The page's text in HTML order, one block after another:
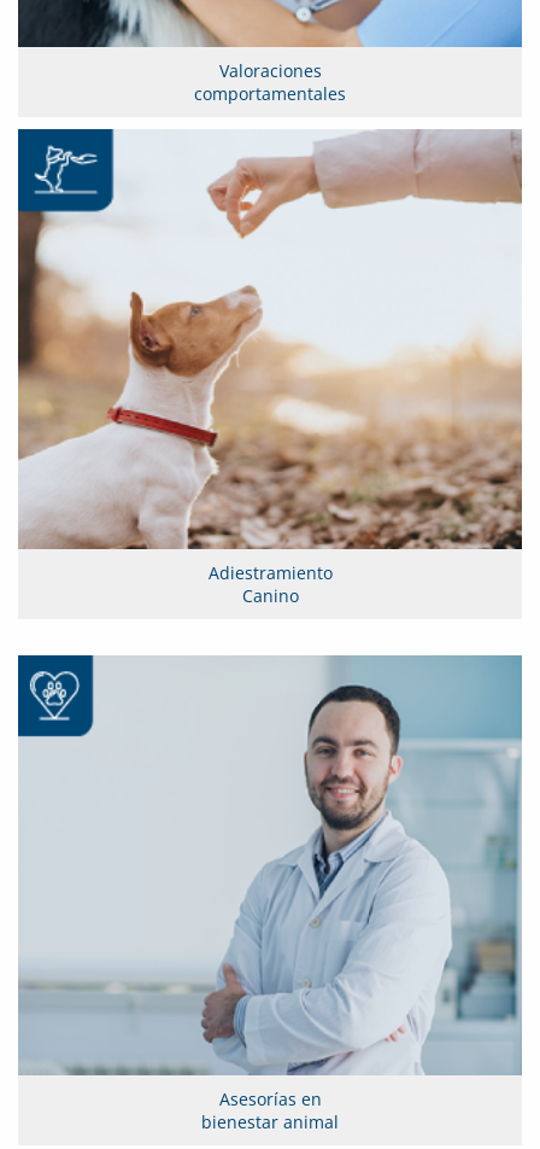
Valoraciones
comportamentales
Adiestramiento
Canino
Asesorías en
bienestar animal